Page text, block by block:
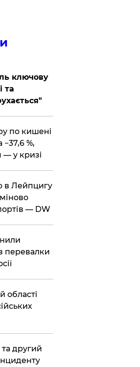
ключову
та
по кишені
%,
— у кризі
в Лейпцигу
— DW
перевалки
області
другий